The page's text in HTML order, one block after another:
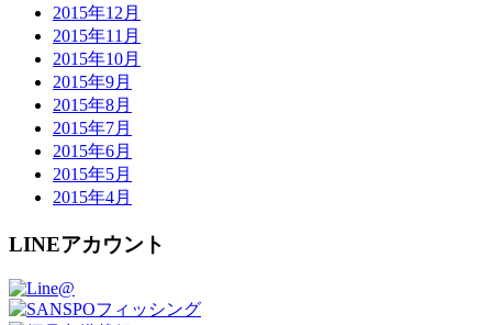
2015年12月
2015年11月
2015年10月
2015年9月
2015年8月
2015年7月
2015年6月
2015年5月
2015年4月
LINEアカウント